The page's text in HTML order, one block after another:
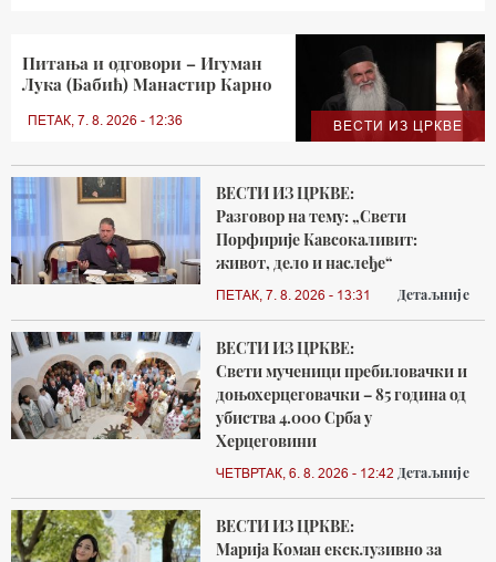
ВЕСТИ ИЗ ЦРКВЕ
Питања и одговори – Игуман
Лука (Бабић) Манастир Карно
ПЕТАК, 7. 8. 2026 - 12:36
ВЕСТИ ИЗ ЦРКВЕ:
Разговор на тему: „Свети
Порфирије Кавсокаливит:
живот, дело и наслеђе“
ПЕТАК, 7. 8. 2026 - 13:31 Детаљније
ВЕСТИ ИЗ ЦРКВЕ:
Свети мученици пребиловачки и
доњохерцеговачки – 85 година од
убиства 4.000 Срба у
Херцеговини
ЧЕТВРТАК, 6. 8. 2026 - 12:42 Детаљније
ВЕСТИ ИЗ ЦРКВЕ:
Марија Коман ексклузивно за